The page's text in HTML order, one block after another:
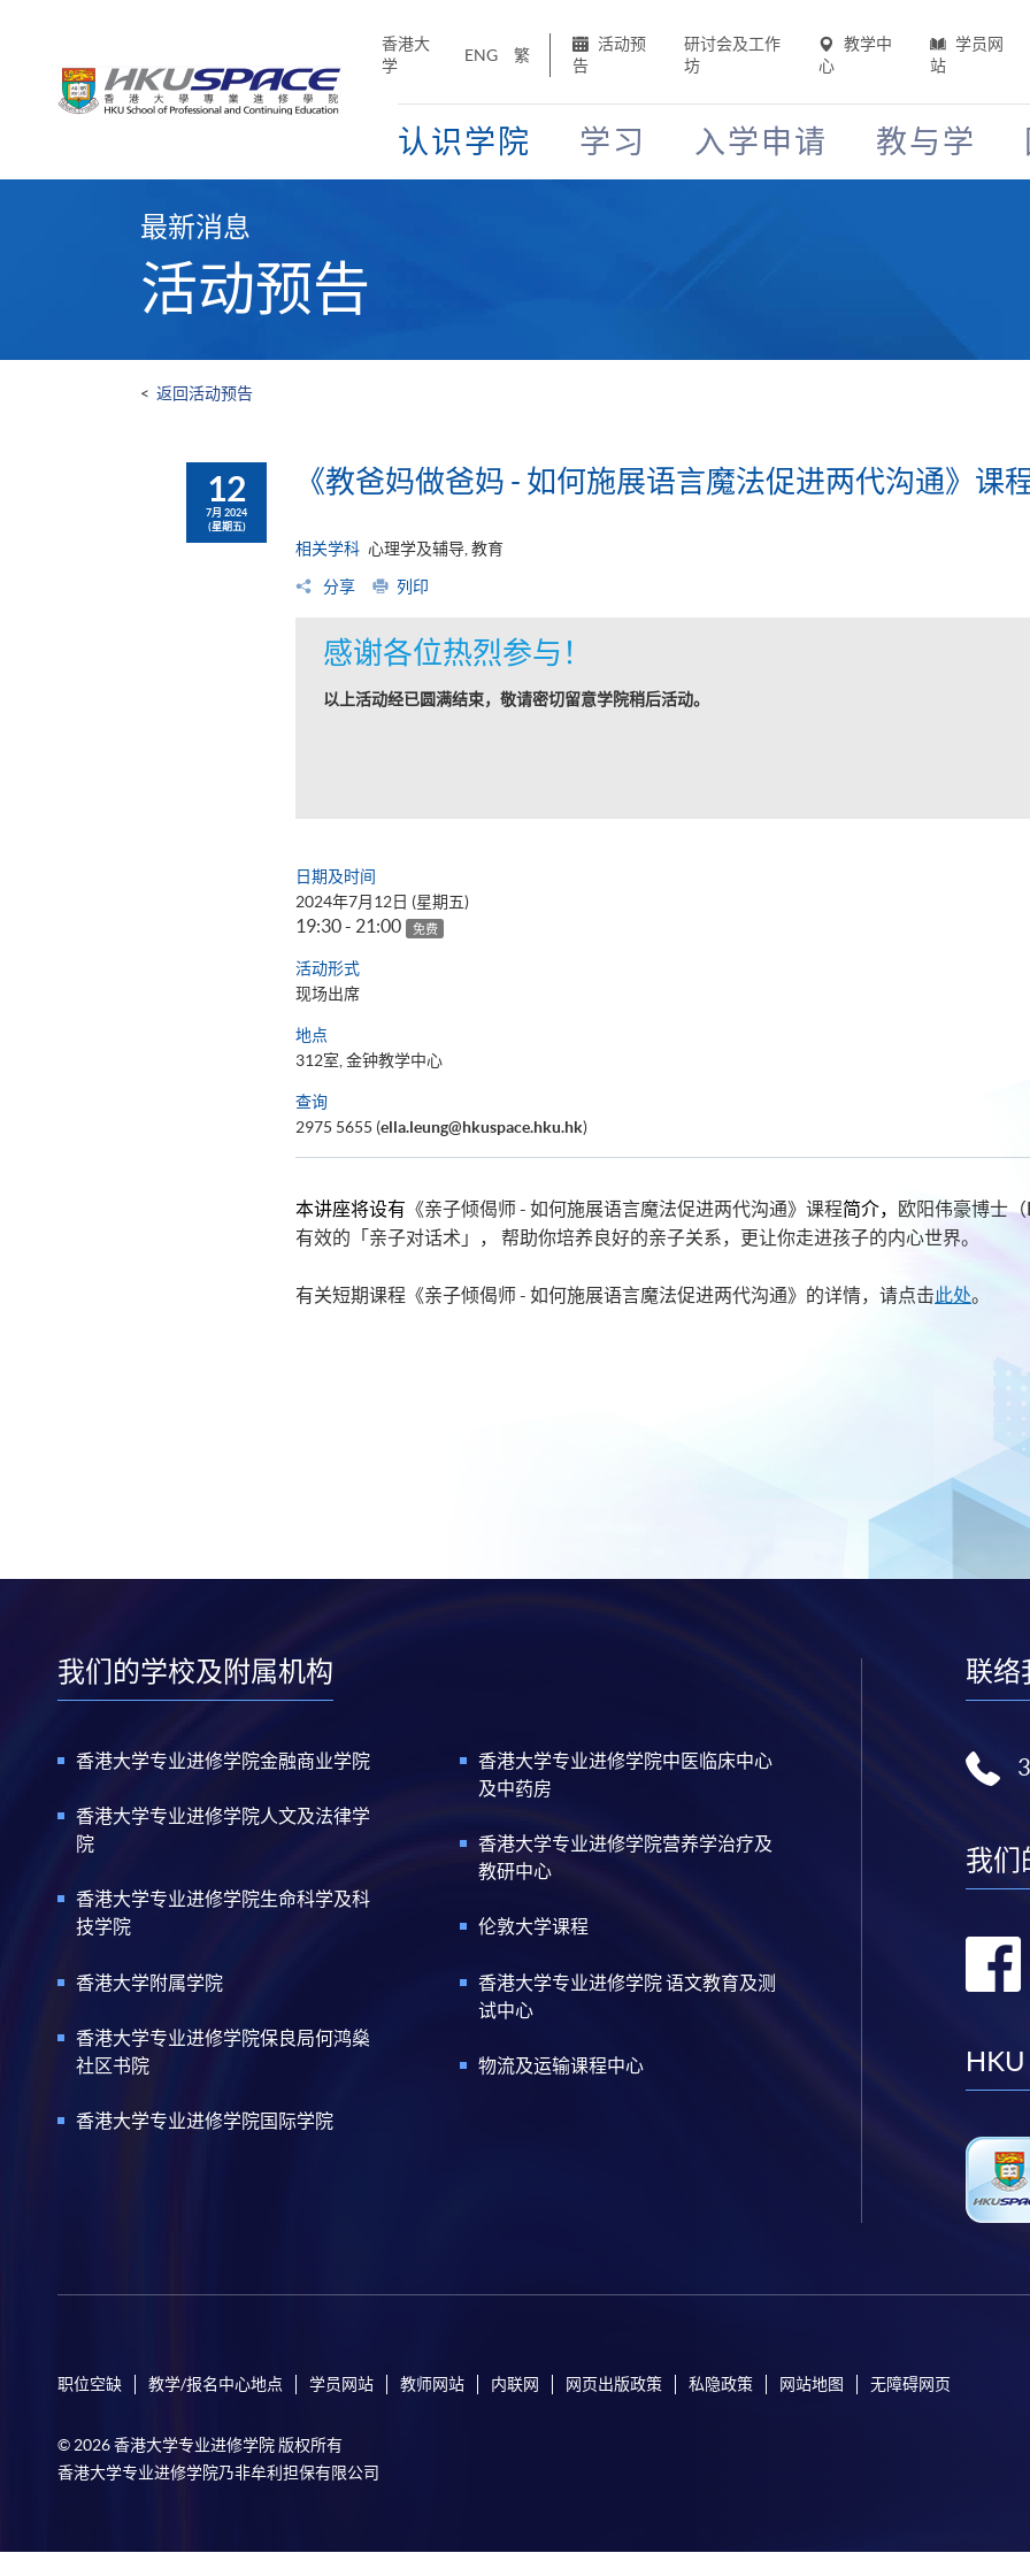
香港大
学
ENG 繁
活动预
告
研讨会及工作
坊
教学中
心
学员网
站
认识学院 学习 入学申请 教与学
最新消息
活动预告
< 返回活动预告
12
7月 2024
(星期五)
《教爸妈做爸妈 - 如何施展语言魔法促进两代沟通》课
相关学科 心理学及辅导, 教育
分享 列印
感谢各位热烈参与！
以上活动经已圆满结束，敬请密切留意学院稍后活动。
日期及时间
2024年7月12日 (星期五)
19:30 - 21:00 免费
活动形式
现场出席
地点
312室, 金钟教学中心
查询
2975 5655 (ella.leung@hkuspace.hku.hk)
本讲座将设有 《亲子倾偈师 - 如何施展语言魔法促进两代沟通》课程简介，
欧阳伟豪博士
有效的「亲子对话术」， 帮助你培养良好的亲子关系，更让你走进孩子的内心世界。
有关短期课程《亲子倾偈师 - 如何施展语言魔法促进两代沟通》的详情，请点击此处。
我们的学校及附属机构
香港大学专业进修学院金融商业学院
香港大学专业进修学院人文及法律学
院
香港大学专业进修学院生命科学及科
技学院
香港大学附属学院
香港大学专业进修学院保良局何鸿燊
社区书院
香港大学专业进修学院国际学院
香港大学专业进修学院中医临床中心
及中药房
香港大学专业进修学院营养学治疗及
教研中心
伦敦大学课程
香港大学专业进修学院 语文教育及测
试中心
物流及运输课程中心
联络
我们
HKU
职位空缺 教学/报名中心地点 学员网站 教师网站 内联网 网页出版政策 私隐政策 网站地图 无障碍网页
© 2026 香港大学专业进修学院 版权所有
香港大学专业进修学院乃非牟利担保有限公司